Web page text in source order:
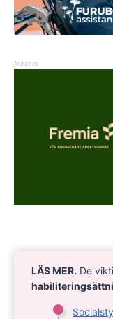
ANNONS
LÄS MER. De